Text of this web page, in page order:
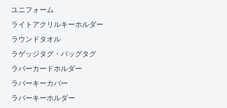
ユニフォーム
ライトアクリルキーホルダー
ラウンドタオル
ラゲッジタグ・バッグタグ
ラバーカードホルダー
ラバーキーカバー
ラバーキーホルダー